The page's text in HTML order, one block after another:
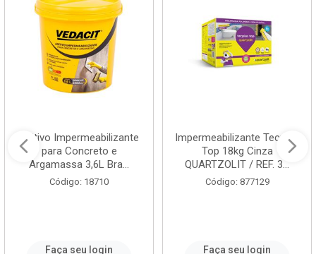
Aditivo Impermeabilizante
para Concreto e
Argamassa 3,6L Bra...
Código: 18710
Faça seu login
Impermeabilizante Tecplus
Top 18kg Cinza
QUARTZOLIT / REF. 3...
Código: 877129
Faça seu login